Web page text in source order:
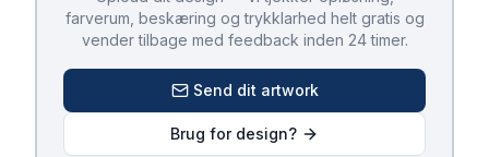
farverum, beskæring og trykklarhed helt gratis og
vender tilbage med feedback inden 24 timer.
Send dit artwork
Brug for design?